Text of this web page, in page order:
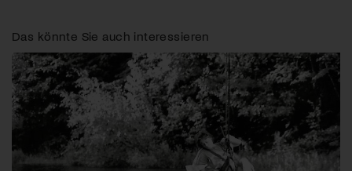
Das könnte Sie auch interessieren